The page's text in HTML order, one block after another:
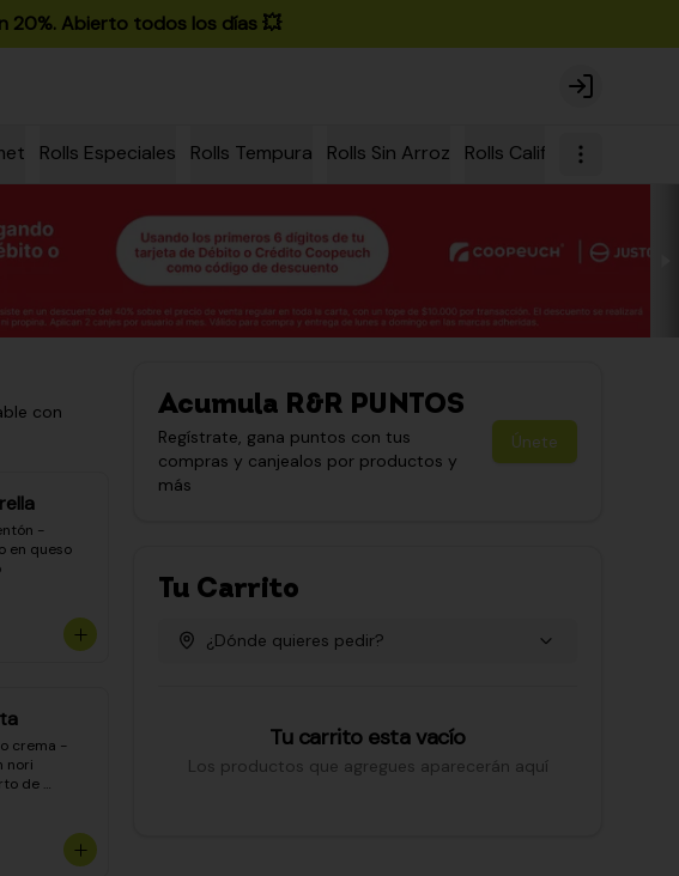
20%. Abierto todos los días 💥
Login
Rolls Especiales Rolls Tempura Rolls Sin Arroz Rolls California
con
-
en queso
crema -
nori
de
Acumula R&R PUNTOS
Regístrate, gana puntos con tus
compras y canjealos por productos y
más
Únete
Tu Carrito
¿Dónde quieres pedir?
Tu carrito esta vacío
Los productos que agregues aparecerán aquí